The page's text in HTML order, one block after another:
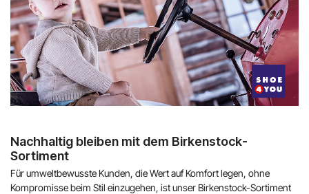
Nachhaltig bleiben mit dem Birkenstock-
Sortiment
Für umweltbewusste Kunden, die Wert auf Komfort legen, ohne
Kompromisse beim Stil einzugehen, ist unser Birkenstock-Sortiment